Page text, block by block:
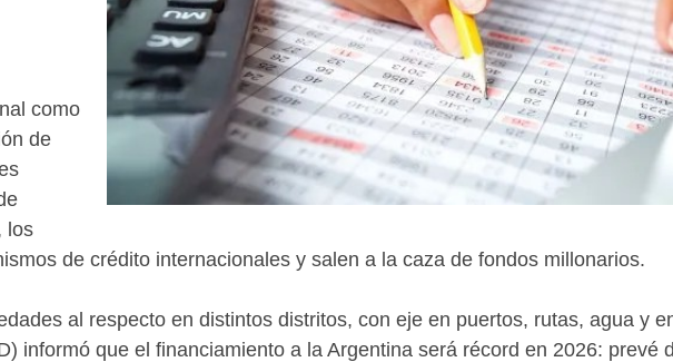
como
de
los
de crédito internacionales y salen a la caza de fondos millonarios.
al respecto en distintos distritos, con eje en puertos, rutas, agua y
informó que el financiamiento a la Argentina será récord en 2026: prevé